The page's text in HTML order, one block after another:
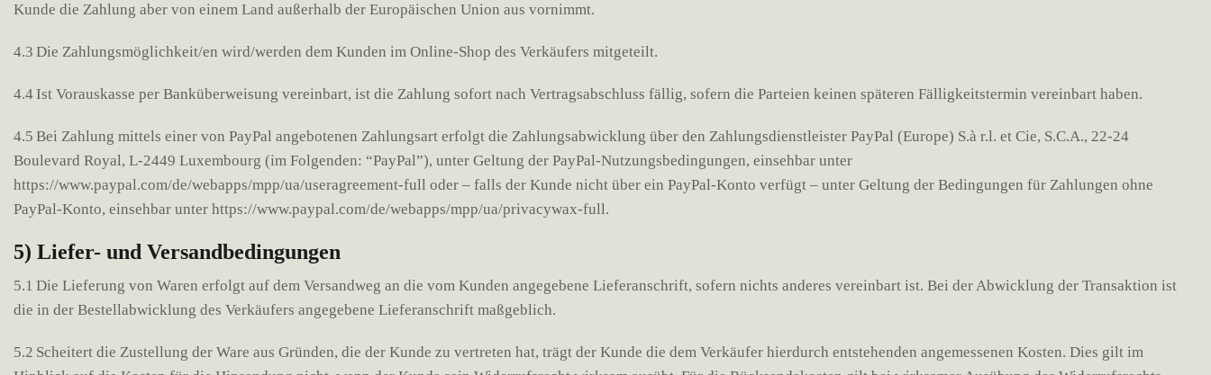
Kunde die Zahlung aber von einem Land außerhalb der Europäischen Union aus vornimmt.
4.3 Die Zahlungsmöglichkeit/en wird/werden dem Kunden im Online-Shop des Verkäufers mitgeteilt.
4.4 Ist Vorauskasse per Banküberweisung vereinbart, ist die Zahlung sofort nach Vertragsabschluss fällig, sofern die Parteien keinen späteren Fälligkeitstermin vereinbart haben.
4.5 Bei Zahlung mittels einer von PayPal angebotenen Zahlungsart erfolgt die Zahlungsabwicklung über den Zahlungsdienstleister PayPal (Europe) S.à r.l. et Cie, S.C.A., 22-24
Boulevard Royal, L-2449 Luxembourg (im Folgenden: “PayPal”), unter Geltung der PayPal-Nutzungsbedingungen, einsehbar unter
https://www.paypal.com/de/webapps/mpp/ua/useragreement-full oder – falls der Kunde nicht über ein PayPal-Konto verfügt – unter Geltung der Bedingungen für Zahlungen ohne
PayPal-Konto, einsehbar unter https://www.paypal.com/de/webapps/mpp/ua/privacywax-full.
5) Liefer- und Versandbedingungen
5.1 Die Lieferung von Waren erfolgt auf dem Versandweg an die vom Kunden angegebene Lieferanschrift, sofern nichts anderes vereinbart ist. Bei der Abwicklung der Transaktion ist
die in der Bestellabwicklung des Verkäufers angegebene Lieferanschrift maßgeblich.
5.2 Scheitert die Zustellung der Ware aus Gründen, die der Kunde zu vertreten hat, trägt der Kunde die dem Verkäufer hierdurch entstehenden angemessenen Kosten. Dies gilt im